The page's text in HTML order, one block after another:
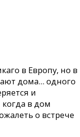
в Европу, но в
дома... одного
и
когда в дом
о встрече